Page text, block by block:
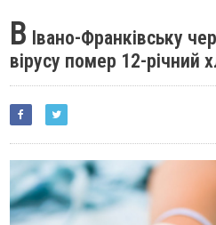
В Івано-Франківську
вірусу помер 12-річний